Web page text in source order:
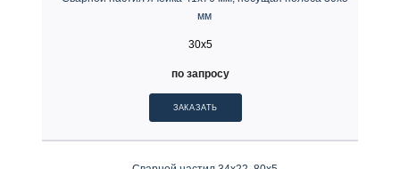
мм
30x5
по запросу
ЗАКАЗАТЬ